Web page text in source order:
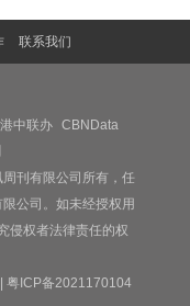
联系我们
中联办
CBNData
刊有限公司所有，任
公司。如未经授权用
侵权者法律责任的权
粤ICP备2021170104